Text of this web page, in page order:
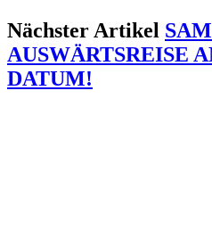
Nächster Artikel
AUSWÄRTSREISE
DATUM!